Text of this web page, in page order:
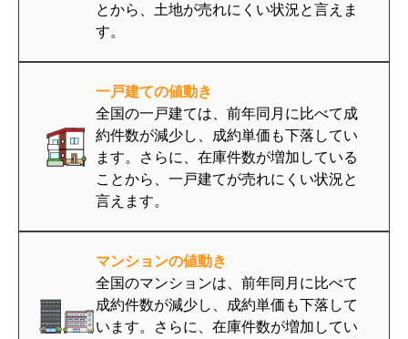
とから、土地が売れにくい状況と言えま
す。
一戸建ての値動き
全国の一戸建ては、前年同月に比べて成
約件数が減少し、成約単価も下落してい
ます。さらに、在庫件数が増加している
ことから、一戸建てが売れにくい状況と
言えます。
マンションの値動き
全国のマンションは、前年同月に比べて
成約件数が減少し、成約単価も下落して
います。さらに、在庫件数が増加してい